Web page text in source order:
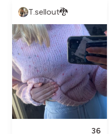
T.sellout🐉
36